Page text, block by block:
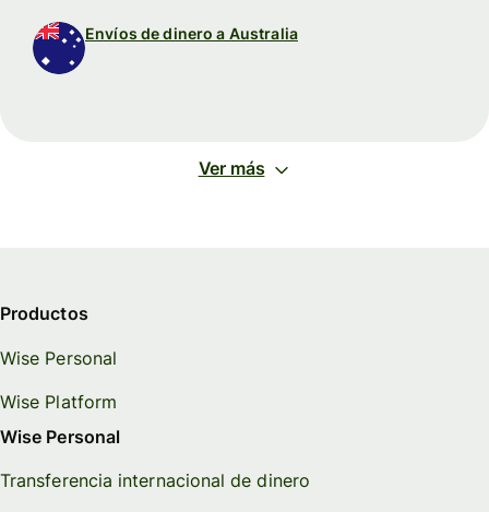
Envíos de dinero a Australia
Ver más
Productos
Wise Personal
Wise Platform
Wise Personal
Transferencia internacional de dinero